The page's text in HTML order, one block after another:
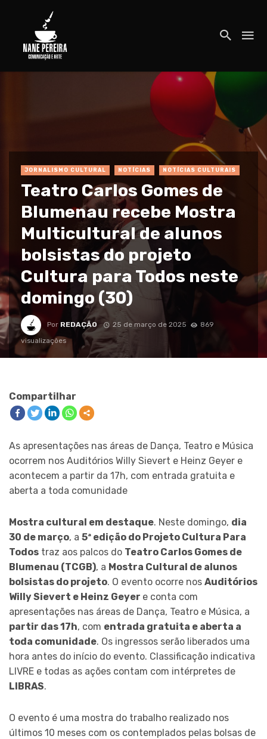
JORNALISMO CULTURAL NOTÍCIAS NOTÍCIAS CULTURAIS
Teatro Carlos Gomes de
Blumenau recebe Mostra
Multicultural de alunos
bolsistas do projeto
Cultura para Todos neste
domingo (30)
Por REDAÇÃO 25 de março de 2025
869
visualizações
Compartilhar
As apresentações nas áreas de Dança, Teatro e Música
ocorrem nos Auditórios Willy Sievert e Heinz Geyer e
acontecem a partir da 17h, com entrada gratuita e
aberta a toda comunidade
Mostra cultural em destaque. Neste domingo, dia
30 de março, a 5ª edição do Projeto Cultura Para
Todos traz aos palcos do Teatro Carlos Gomes de
Blumenau (TCGB), a Mostra Cultural de alunos
bolsistas do projeto. O evento ocorre nos Auditórios
Willy Sievert e Heinz Geyer e conta com
apresentações nas áreas de Dança, Teatro e Música, a
partir das 17h, com entrada gratuita e aberta a
toda comunidade. Os ingressos serão liberados uma
hora antes do início do evento. Classificação indicativa
LIVRE e todas as ações contam com intérpretes de
LIBRAS.
O evento é uma mostra do trabalho realizado nos
últimos 10 meses com os contemplados pelas bolsas de